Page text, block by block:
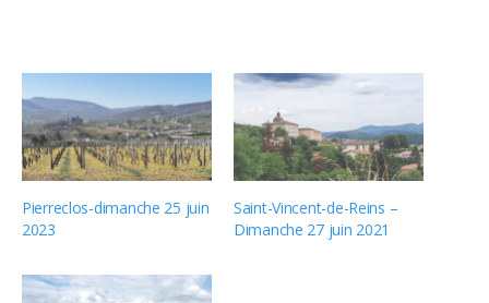
Pierreclos-dimanche 25 juin
2023
Saint-Vincent-de-Reins –
Dimanche 27 juin 2021